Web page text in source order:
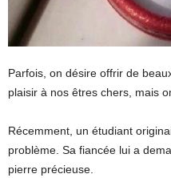
Parfois, on désire offrir de
plaisir à nos êtres chers, mais
Récemment, un étudiant
problème. Sa fiancée lui a
pierre précieuse.